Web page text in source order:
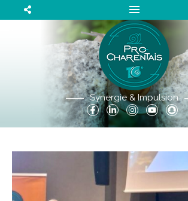
Synergie & Impulsion